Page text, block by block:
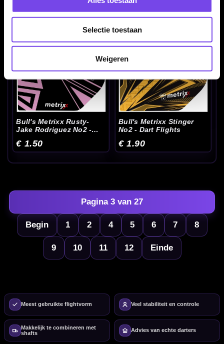
Selectie toestaan
Weigeren
Bull's Metrixx Rusty-
Jake Rodriguez No2 -
€ 1.50
Bull's Metrixx Stinger
No2 - Dart Flights
€ 1.90
Begin 1 2
Pagina 3 van 27
4 5 6 7 8
9 10 11 12 Einde
Meest gebruikte flightvorm Veel stabiliteit en controle
Makkelijk te combineren met
shafts
Advies van echte darters